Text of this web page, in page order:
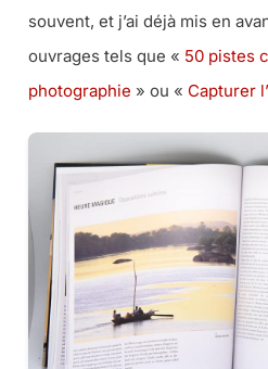
souvent, et j’ai déjà mis en
ouvrages tels que « 50 pistes
photographie » ou « Capturer